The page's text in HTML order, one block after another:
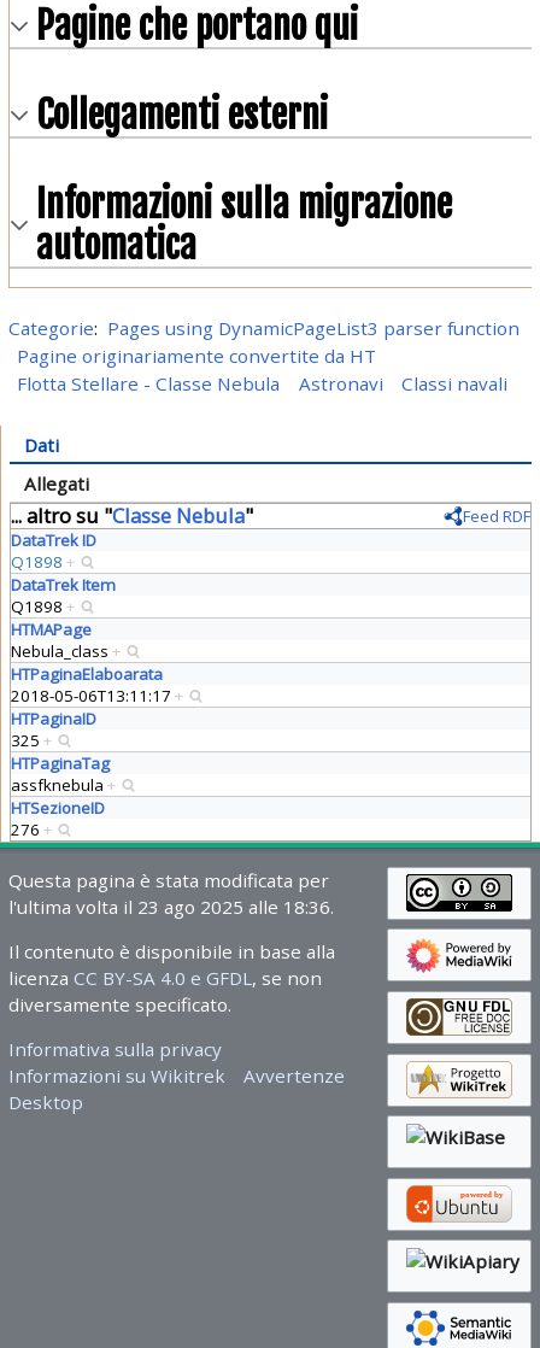
Pagine che portano qui
Collegamenti esterni
Informazioni sulla migrazione
automatica
Categorie: Pages using DynamicPageList3 parser function
Pagine originariamente convertite da HT
Flotta Stellare - Classe Nebula
Astronavi Classi navali
Dati
Allegati
... altro su "Classe Nebula"
Feed RDF
DataTrek ID
Q1898 +
DataTrek Item
Q1898 +
HTMAPage
Nebula_class +
HTPaginaElaboarata
2018-05-06T13:11:17 +
HTPaginaID
325 +
HTPaginaTag
assfknebula +
HTSezioneID
276 +
Questa pagina è stata modificata per
l'ultima volta il 23 ago 2025 alle 18:36.
Il contenuto è disponibile in base alla
licenza CC BY-SA 4.0 e GFDL , se non
diversamente specificato.
Informativa sulla privacy
Informazioni su Wikitrek
Avvertenze
Desktop